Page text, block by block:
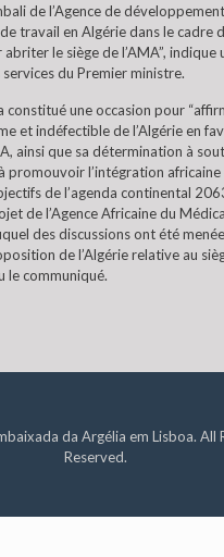
de l’Agence de
travail en Algérie dans le cadre
le siège de l’AMA”, indique
du Premier ministre.
constitué une occasion pour
et indéfectible de l’Algérie en
ainsi que sa détermination à
promouvoir l’intégration africaine
de l’agenda continental
de l’Agence Africaine du
des discussions ont été
de l’Algérie relative au
le communiqué.
da Argélia em Lisboa. All
Reserved.